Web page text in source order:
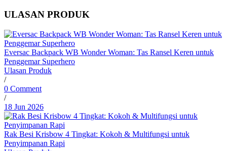
ULASAN PRODUK
Eversac Backpack WB Wonder Woman: Tas Ransel Keren untuk
Penggemar Superhero
Ulasan Produk
/
0 Comment
/
18 Jun 2026
Rak Besi Krisbow 4 Tingkat: Kokoh & Multifungsi untuk
Penyimpanan Rapi